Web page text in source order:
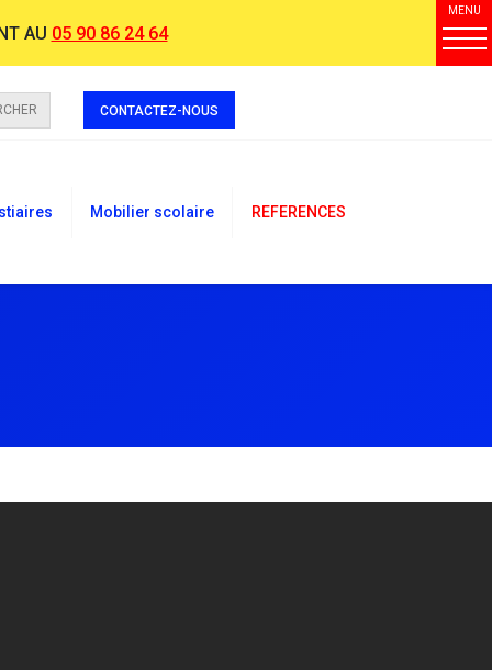
AU 05 90 86 24 64
MENU
CONTACTEZ-NOUS
Mobilier scolaire REFERENCES